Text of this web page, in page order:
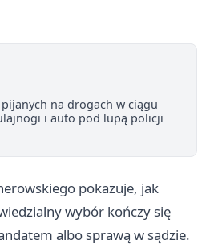
pijanych na drogach w ciągu
i auto pod lupą policji
pokazuje, jak
wybór kończy się
albo sprawą w sądzie.